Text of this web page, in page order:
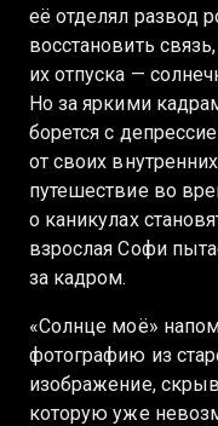
её отделял развод
восстановить
их отпуска —
Но за яркими
борется с
от своих
путешествие во
о каникулах
взрослая Софи
за кадром.
«Солнце моё»
фотографию из
изображение,
которую уже